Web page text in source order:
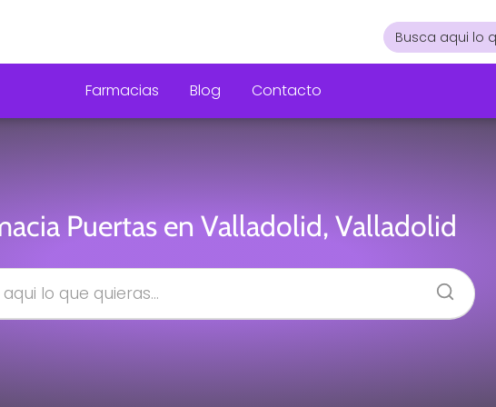
Farmacias Blog Contacto
Puertas en Valladolid, Valladolid